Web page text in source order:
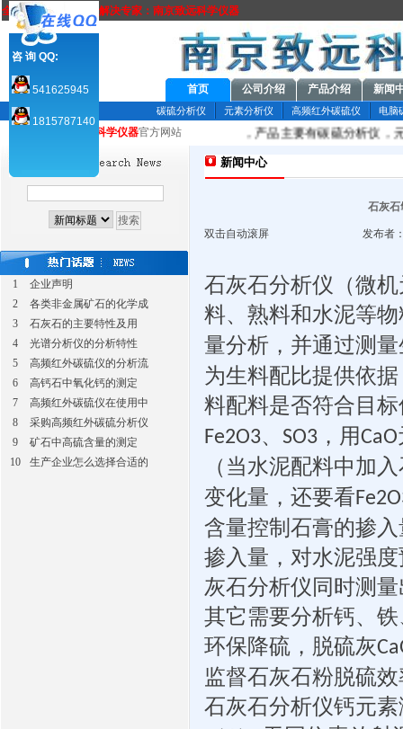
全方位元素分析方案解决专家：南京致远科学仪器
首页 公司介绍 产品介绍 新闻
碳硫分析仪 元素分析仪 高频红外碳硫仪 电脑
科学仪器官方网站
有限公司是国内分析仪器专业厂家，产品主要有碳硫分析仪，
1
企业声明
2
各类非金属矿石的化学成
3
石灰石的主要特性及用
4
光谱分析仪的分析特性
5
高频红外碳硫仪的分析流
6
高钙石中氧化钙的测定
7
高频红外碳硫仪在使用中
8
采购高频红外碳硫分析仪
9
矿石中高硫含量的测定
10
生产企业怎么选择合适的
新闻中心
石灰石
双击自动滚屏 发布者
石灰石分析仪（微
料、熟料和水泥等
量分析，并通过测
为生料配比提供依
料配料是否符合目
Fe2O3、 SO3 ，用CaO
（当水泥配料中加
变化量，还要看
含量控制石膏的掺
掺入量，对水泥强
灰石分析仪同时测
其它需要分析钙、
环保降硫，脱硫灰
监督石灰石粉脱硫
石灰石分析仪钙元
咨 询 QQ:
541625945
1815787140